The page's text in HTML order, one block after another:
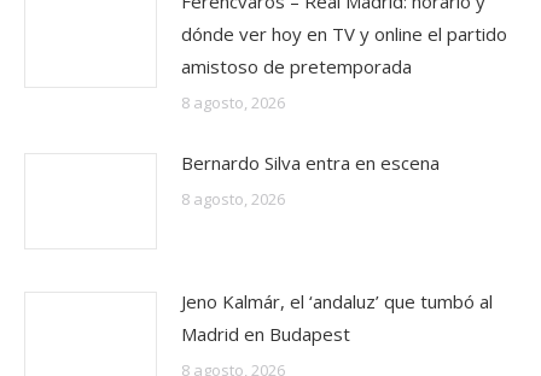
dónde ver hoy en TV y online el partido
amistoso de pretemporada
8 agosto, 2026
Bernardo Silva entra en escena
8 agosto, 2026
Jeno Kalmár, el ‘andaluz’ que tumbó al
Madrid en Budapest
8 agosto, 2026